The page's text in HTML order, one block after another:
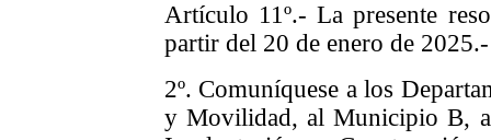
Artículo 11º.- La presente
partir del 20 de enero de 2025.-
2º. Comuníquese a los
y Movilidad, al Municipio B, a